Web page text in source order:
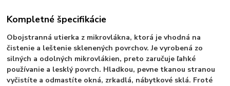
Kompletné špecifikácie
Obojstranná utierka z mikrovlákna, ktorá je vhodná na
čistenie a leštenie sklenených povrchov. Je vyrobená zo
silných a odolných mikrovlákien, preto zaručuje ľahké
používanie a lesklý povrch. Hladkou, pevne tkanou stranou
vyčistíte a odmastíte okná, zrkadlá, nábytkové sklá. Froté